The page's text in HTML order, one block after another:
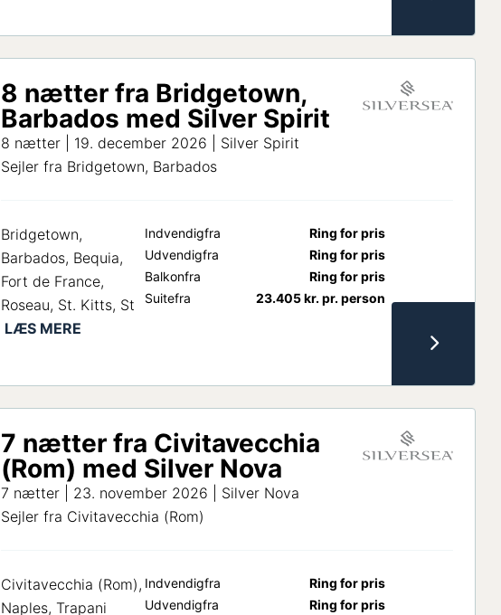
8 nætter fra Bridgetown,
Barbados med Silver Spirit
8 nætter | 19. december 2026 | Silver Spirit
Sejler fra Bridgetown, Barbados
Bridgetown,
Barbados, Bequia,
Fort de France,
Roseau, St. Kitts, St
Indvendigfra
Ring for pris
Udvendigfra
Ring for pris
Balkonfra
Ring for pris
Suitefra 23.405kr.pr. person
7 nætter fra Civitavecchia
(Rom) med Silver Nova
7 nætter | 23. november 2026 | Silver Nova
Sejler fra Civitavecchia (Rom)
Civitavecchia (Rom),
Naples, Trapani
Indvendigfra
Ring for pris
Udvendigfra
Ring for pris